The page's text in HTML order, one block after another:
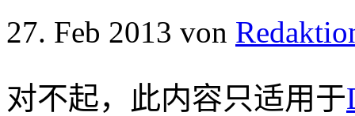
27. Feb 2013 von
对不起，此内容只适用于